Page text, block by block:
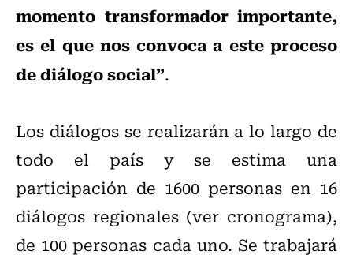
momento transformador importante,
es el que nos convoca a este proceso
de diálogo social”.
Los diálogos se realizarán a lo largo de
todo el país y se estima una
participación de 1600 personas en 16
diálogos regionales (ver cronograma),
de 100 personas cada uno. Se trabajará